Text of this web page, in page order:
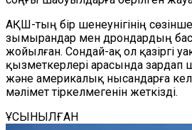
АҚШ-тың бір шенеунігінің
зымырандар мен дрондардың
жойылған. Сондай-ақ ол қазіргі
қызметкерлері арасында зардап
және америкалық нысандарға
мәлімет тіркелмегенін жеткізді.
ҰСЫНЫЛҒАН